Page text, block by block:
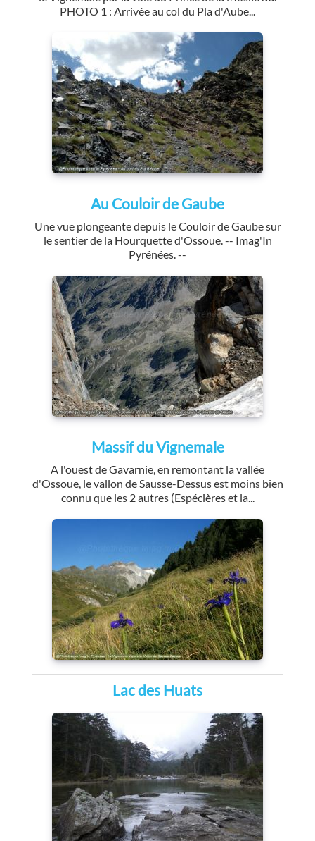
PHOTO 1 : Arrivée au col du Pla d'Aube...
Au Couloir de Gaube
Une vue plongeante depuis le Couloir de Gaube sur
le sentier de la Hourquette d'Ossoue. -- Imag'In
Pyrénées. --
Massif du Vignemale
A l'ouest de Gavarnie, en remontant la vallée
d'Ossoue, le vallon de Sausse-Dessus est moins bien
connu que les 2 autres (Espécières et la...
Lac des Huats